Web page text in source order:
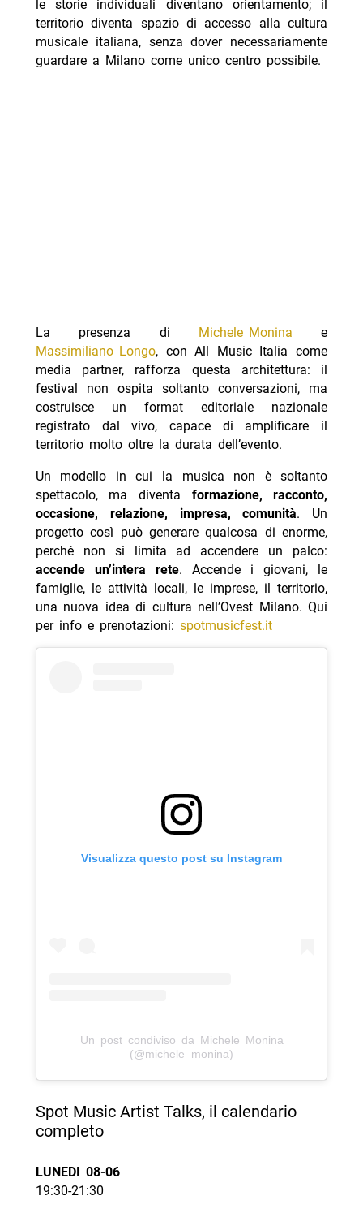
le storie individuali diventano orientamento; il
territorio diventa spazio di accesso alla cultura
musicale italiana, senza dover necessariamente
guardare a Milano come unico centro possibile.
La presenza di Michele Monina e
Massimiliano Longo, con All Music Italia come
media partner, rafforza questa architettura: il
festival non ospita soltanto conversazioni, ma
costruisce un format editoriale nazionale
registrato dal vivo, capace di amplificare il
territorio molto oltre la durata dell’evento.
Un modello in cui la musica non è soltanto
spettacolo, ma diventa formazione, racconto,
occasione, relazione, impresa, comunità. Un
progetto così può generare qualcosa di enorme,
perché non si limita ad accendere un palco:
accende un’intera rete. Accende i giovani, le
famiglie, le attività locali, le imprese, il territorio,
una nuova idea di cultura nell’Ovest Milano. Qui
per info e prenotazioni: spotmusicfest.it
Visualizza questo post su Instagram
Un post condiviso da Michele Monina
(@michele_monina)
Spot Music Artist Talks, il calendario
completo
LUNEDI 08-06
19:30-21:30